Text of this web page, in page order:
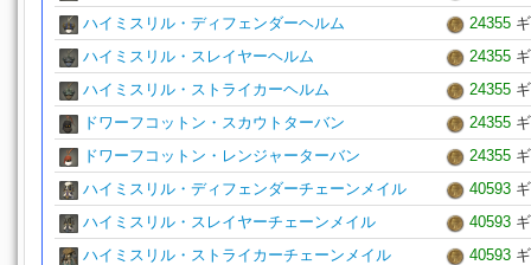
ハイミスリル・ディフェンダーヘルム
24355
ハイミスリル・スレイヤーヘルム
24355
ハイミスリル・ストライカーヘルム
24355
ドワーフコットン・スカウトターバン
24355
ドワーフコットン・レンジャーターバン
24355
ハイミスリル・ディフェンダーチェーンメイル
40593
ハイミスリル・スレイヤーチェーンメイル
40593
ハイミスリル・ストライカーチェーンメイル
40593